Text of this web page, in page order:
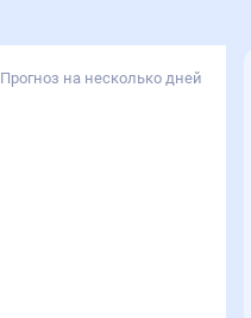
Прогноз на несколько дней